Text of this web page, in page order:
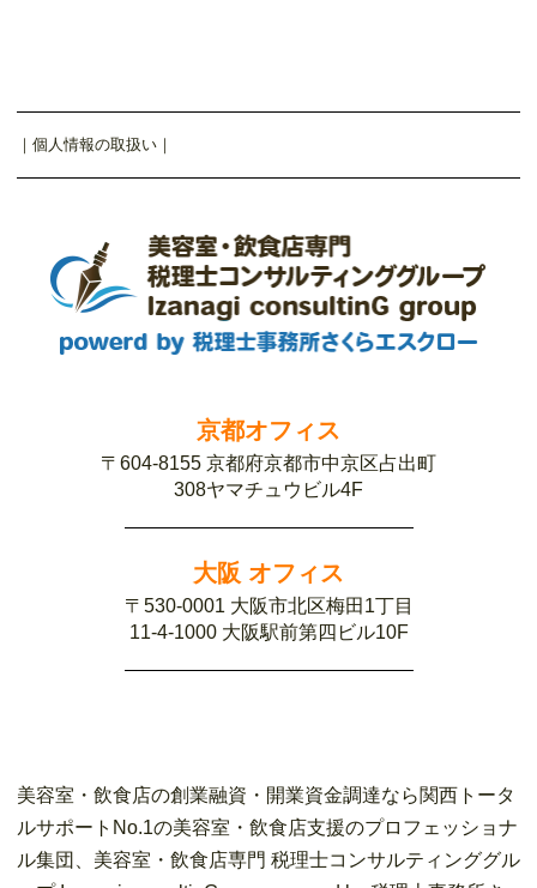
｜ 個人情報の取扱い ｜
京都オフィス
〒604-8155 京都府京都市中京区占出町
308ヤマチュウビル4F
大阪 オフィス
〒530-0001 大阪市北区梅田1丁目
11-4-1000 大阪駅前第四ビル10F
美容室・飲食店の創業融資・開業資金調達なら関西トータ
ルサポートNo.1の美容室・飲食店支援のプロフェッショナ
ル集団、美容室・飲食店専門 税理士コンサルティンググル